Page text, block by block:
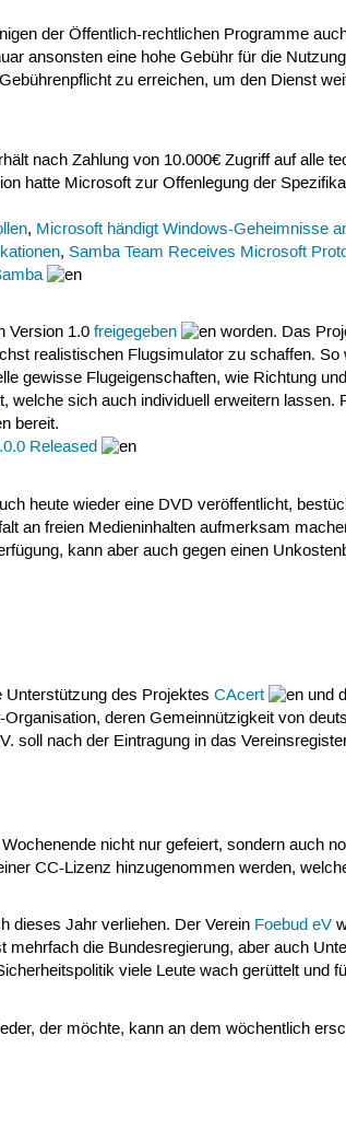
der Öffentlich-rechtlichen Programme
ansonsten eine hohe Gebühr für die
zu erreichen, um den Dienst
nach Zahlung von 10.000€ Zugriff auf alle
hatte Microsoft zur Offenlegung der
, Microsoft händigt Windows-Geheimnisse
,Samba Team Receives Microsoft
Version 1.0freigegeben
worden. Das
realistischen Flugsimulator zu schaffen.
gewisse Flugeigenschaften, wie Richtung
sich auch individuell erweitern lassen.
bereit.
Released
heute wieder eine DVD veröffentlicht,
an freien Medieninhalten aufmerksam
kann aber auch gegen einen
Unterstützung des ProjektesCAcert
und
deren Gemeinnützigkeit von
soll nach der Eintragung in das
nicht nur gefeiert, sondern auch
CC-Lizenz hinzugenommen werden,
dieses Jahr verliehen. Der Verein Foebud eV
die Bundesregierung, aber auch
viele Leute wach gerüttelt und
der möchte, kann an dem wöchentlich